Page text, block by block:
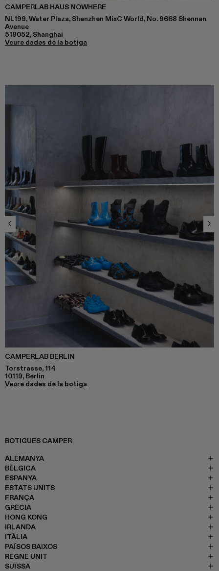
CAMPERLAB HAUS NOWHERE
NL199, Water Plaza, Shenzhen MixC World, No. 9668 Shennan
Avenue
518052, Shanghai
Veure dades de la botiga
CAMPERLAB BERLIN
Torstrasse, 114
10119, Berlin
Veure dades de la botiga
BOTIGUES CAMPER
ALEMANYA
BÈLGICA
ESPANYA
ESTATS UNITS
FRANÇA
GRÈCIA
HONG KONG
IRLANDA
ITÀLIA
PAÏSOS BAIXOS
REGNE UNIT
SUÏSSA